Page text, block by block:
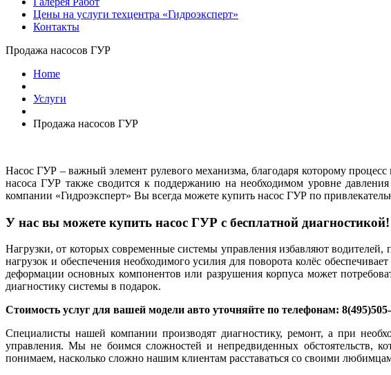
Цены на услуги техцентра «Гидроэксперт»
Контакты
Продажа насосов ГУР
Home
Услуги
Продажа насосов ГУР
Насос ГУР – важный элемент рулевого механизма, благодаря которому процесс
насоса ГУР также сводится к поддержанию на необходимом уровне
компании «Гидроэксперт» Вы всегда можете купить насос ГУР по
У нас вы можете купить насос ГУР с бесплатной диагностикой!
Нагрузки, от которых современные системы управления избавляют
нагрузок и обеспечения необходимого усилия для поворота колёс
деформации основных компонентов или разрушения корпуса может
диагностику системы в подарок.
Стоимость услуг для вашей модели авто уточняйте по телефонам:
Специалисты нашей компании производят диагностику, ремонт, а при
управления. Мы не боимся сложностей и непредвиденных обстоятельств,
понимаем, насколько сложно нашим клиентам расставаться со своими